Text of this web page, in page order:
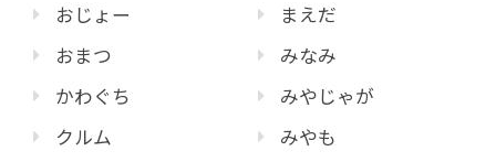
おじょー
おまつ
かわぐち
クルム
まえだ
みなみ
みやじゃが
みやも